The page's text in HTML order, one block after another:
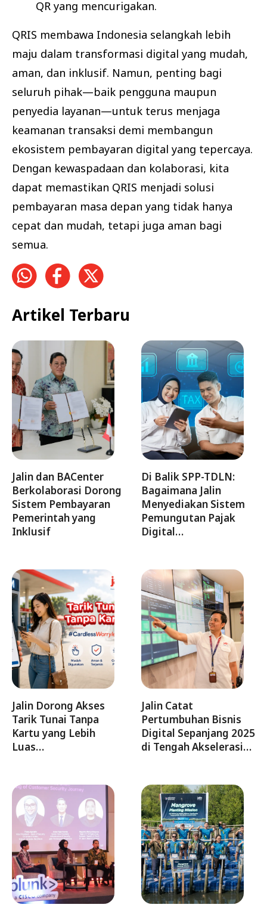
QR yang mencurigakan.
QRIS membawa Indonesia selangkah lebih
maju dalam transformasi digital yang mudah,
aman, dan inklusif. Namun, penting bagi
seluruh pihak—baik pengguna maupun
penyedia layanan—untuk terus menjaga
keamanan transaksi demi membangun
ekosistem pembayaran digital yang tepercaya.
Dengan kewaspadaan dan kolaborasi, kita
dapat memastikan QRIS menjadi solusi
pembayaran masa depan yang tidak hanya
cepat dan mudah, tetapi juga aman bagi
semua.
Artikel Terbaru
Jalin dan BACenter
Berkolaborasi Dorong
Sistem Pembayaran
Pemerintah yang
Inklusif
Di Balik SPP-TDLN:
Bagaimana Jalin
Menyediakan Sistem
Pemungutan Pajak
Digital…
Jalin Dorong Akses
Tarik Tunai Tanpa
Kartu yang Lebih
Luas…
Jalin Catat
Pertumbuhan Bisnis
Digital Sepanjang 2025
di Tengah Akselerasi…